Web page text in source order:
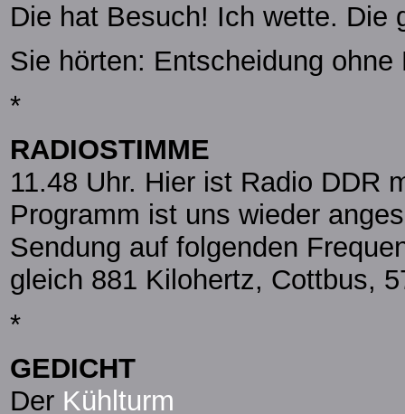
Die hat Besuch! Ich wette. Die
Sie hörten: Entscheidung ohne
*
RADIOSTIMME
11.48 Uhr. Hier ist Radio DDR
Programm ist uns wieder
Sendung auf folgenden
gleich 881 Kilohertz, Cottbus,
*
GEDICHT
Der Kühlturm